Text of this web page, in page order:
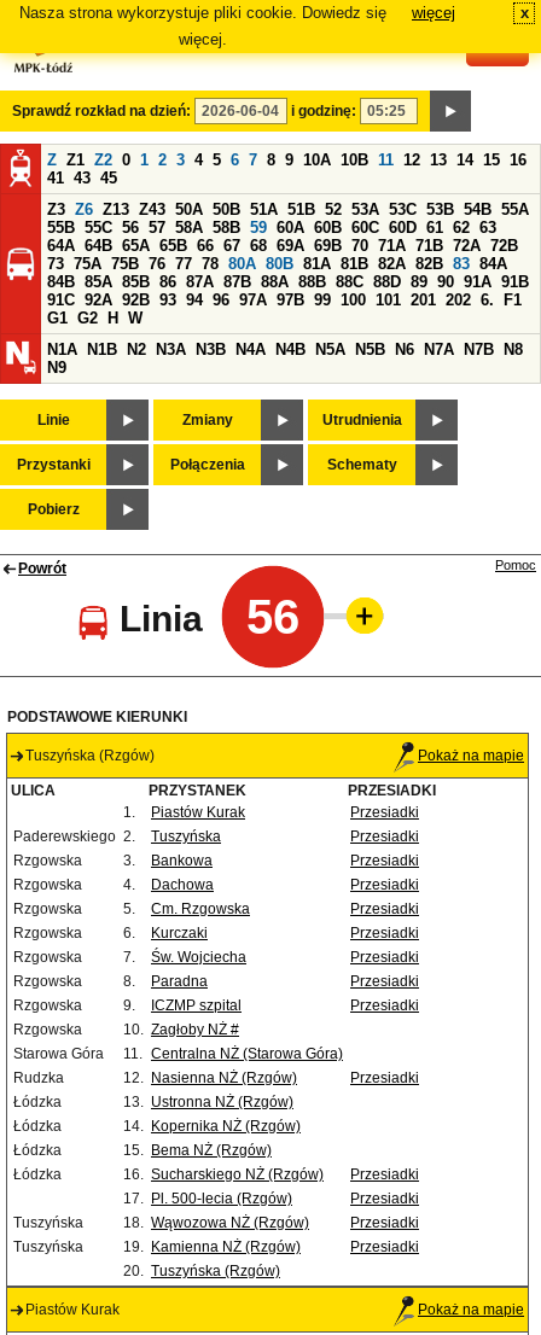
Nasza strona wykorzystuje pliki cookie. Dowiedz się
więcej.
więcej x
Sprawdź rozkład na dzień: i godzinę:
Z Z1 Z2 0 1 2 3 4 5 6 7 8 9 10A 10B 11 12 13 14 15 16
41 43 45
Z3 Z6 Z13 Z43 50A 50B 51A 51B 52 53A 53C 53B 54B 55A
55B 55C 56 57 58A 58B 59 60A 60B 60C 60D 61 62 63
64A 64B 65A 65B 66 67 68 69A 69B 70 71A 71B 72A 72B
73 75A 75B 76 77 78 80A 80B 81A 81B 82A 82B 83 84A
84B 85A 85B 86 87A 87B 88A 88B 88C 88D 89 90 91A 91B
91C 92A 92B 93 94 96 97A 97B 99 100 101 201 202 6.
F1
G1 G2 H
W
N1A
N1B N2 N3A N3B N4A N4B N5A N5B N6 N7A N7B
N8
N9
Linie Zmiany Utrudnienia
Przystanki Połączenia Schematy
Pobierz
Powrót
Linia 56
Pomoc
PODSTAWOWE KIERUNKI
Tuszyńska (Rzgów) Pokaż na mapie
ULICA PRZYSTANEK
PRZESIADKI
1.
Piastów Kurak
Przesiadki
Paderewskiego 2. Tuszyńska
Przesiadki
Rzgowska
3. Bankowa
Przesiadki
Rzgowska
4. Dachowa
Przesiadki
Rzgowska
5. Cm. Rzgowska
Przesiadki
Rzgowska
6. Kurczaki
Przesiadki
Rzgowska
7. Św. Wojciecha
Przesiadki
Rzgowska
8. Paradna
Przesiadki
Rzgowska
9. ICZMP szpital
Przesiadki
Rzgowska
10. Zagłoby NŻ #
Starowa Góra
11. Centralna NŻ (Starowa Góra)
Rudzka
12. Nasienna NŻ (Rzgów)
Przesiadki
Łódzka
13. Ustronna NŻ (Rzgów)
Łódzka
14. Kopernika NŻ (Rzgów)
Łódzka
15. Bema NŻ (Rzgów)
Łódzka
16. Sucharskiego NŻ (Rzgów)
Przesiadki
17. Pl. 500-lecia (Rzgów)
Przesiadki
Tuszyńska
18. Wąwozowa NŻ (Rzgów)
Przesiadki
Tuszyńska
19. Kamienna NŻ (Rzgów)
Przesiadki
20. Tuszyńska (Rzgów)
Piastów Kurak Pokaż na mapie